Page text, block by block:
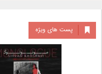
پست های ویژه